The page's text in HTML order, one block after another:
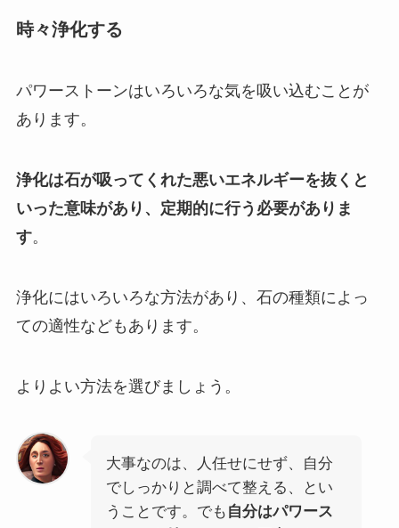
時々浄化する
パワーストーンはいろいろな気を吸い込むことが
あります。
浄化は石が吸ってくれた悪いエネルギーを抜くと
いった意味があり、定期的に行う必要がありま
す。
浄化にはいろいろな方法があり、石の種類によっ
ての適性などもあります。
よりよい方法を選びましょう。
大事なのは、人任せにせず、自分
でしっかりと調べて整える、とい
うことです。でも 自分はパワース